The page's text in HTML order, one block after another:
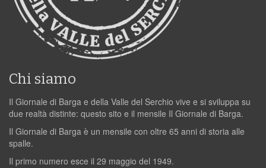
Chi siamo
Il Giornale di Barga e della Valle del Serchio vive e si sviluppa su
due realtà distinte: questo sito e il mensile Il Giornale di Barga.
Il Giornale di Barga è un mensile con oltre 65 anni di storia alle
spalle.
Il primo numero esce il 29 maggio del 1949.